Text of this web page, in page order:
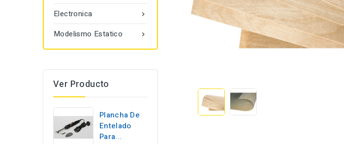

Electronica

Modelismo Estatico
Ver Producto
Plancha De
Entelado
Para...